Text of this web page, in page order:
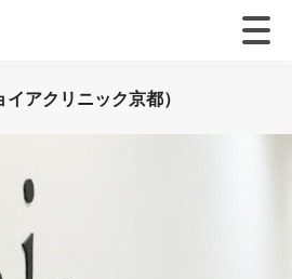
アクリニック京都）